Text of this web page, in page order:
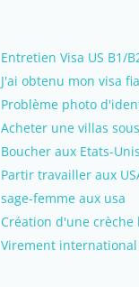
Entretien Visa US B1/
J'ai obtenu mon visa
Problème photo
Acheter une villas
Boucher aux Etats-
Partir travailler aux
sage-femme aux usa
Création d'une
Virement